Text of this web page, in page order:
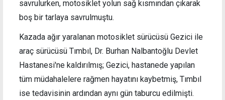
savrulurken, motosiklet yolun sağ kısmından çıkarak
boş bir tarlaya savrulmuştu.
Kazada ağır yaralanan motosiklet sürücüsü Gezici ile
araç sürücüsü Tımbıl, Dr. Burhan Nalbantoğlu Devlet
Hastanesi'ne kaldırılmış; Gezici, hastanede yapılan
tüm müdahalelere rağmen hayatını kaybetmiş, Tımbıl
ise tedavisinin ardından aynı gün taburcu edilmişti.